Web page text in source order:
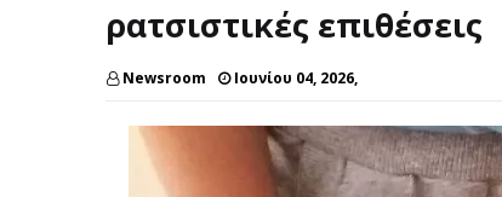
ρατσιστικές επιθέσεις
Newsroom Ιουνίου 04, 2026,